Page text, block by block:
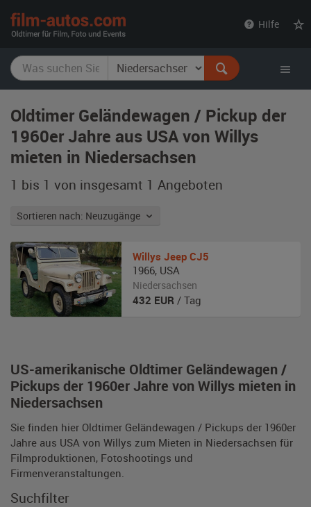
Hilfe
Oldtimer Geländewagen / Pickup der
1960er Jahre aus USA von Willys
mieten in Niedersachsen
1 bis 1 von insgesamt 1 Angeboten
Sortieren nach: Neuzugänge
US-amerikanische Oldtimer Geländewagen /
Pickups der 1960er Jahre von Willys mieten in
Niedersachsen
Sie finden hier Oldtimer Geländewagen / Pickups der 1960er
Jahre aus USA von Willys zum Mieten in Niedersachsen für
Filmproduktionen, Fotoshootings und
Firmenveranstaltungen.
Willys Jeep CJ5
1966, USA
Niedersachsen
432 EUR / Tag
Suchfilter